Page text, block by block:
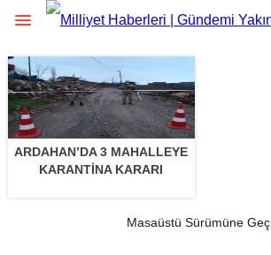
ARDAHAN’DA 3 MAHALLEYE
KARANTINA KARARI
Masaüstü Sürümüne Geç